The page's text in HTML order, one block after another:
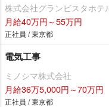
株式会社グランビスタホテ
月給40万円～55万円
正社員 / 東京都
電気工事
ミノシマ株式会社
月給36万5,000円～70万円
正社員 / 東京都